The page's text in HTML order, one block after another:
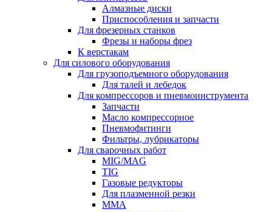
Алмазные диски
Приспособления и запчасти
Для фрезерных станков
Фрезы и наборы фрез
К верстакам
Для силового оборудования
Для грузоподъемного оборудования
Для талей и лебедок
Для компрессоров и пневмоинструмента
Запчасти
Масло компрессорное
Пневмофитинги
Фильтры, лубрикаторы
Для сварочных работ
MIG/MAG
TIG
Газовые редукторы
Для плазменной резки
ММА